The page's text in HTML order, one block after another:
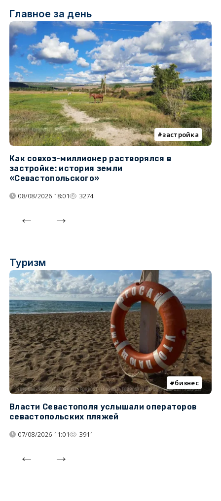
Главное за день
застройка
Как совхоз-миллионер растворялся в
застройке: история земли
«Севастопольского»
08/08/2026 18:01 3274
Туризм
бизнес
Власти Севастополя услышали операторов
севастопольских пляжей
07/08/2026 11:01 3911